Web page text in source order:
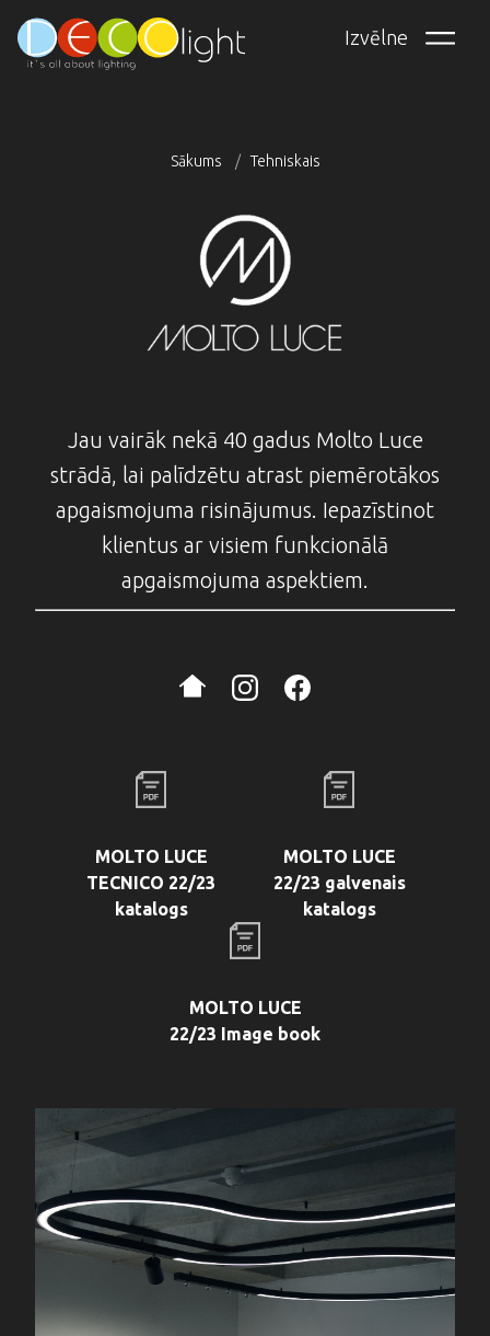
Pārlekt
galveno
Izvēlne
Sākums Tehniskais
Jau vairāk nekā 40 gadus Molto Luce
strādā, lai palīdzētu atrast piemērotākos
apgaismojuma risinājumus. Iepazīstinot
klientus ar visiem funkcionālā
apgaismojuma aspektiem.
MOLTO LUCE
TECNICO 22/23
katalogs
MOLTO LUCE
22/23 galvenais
katalogs
MOLTO LUCE
22/23 Image book